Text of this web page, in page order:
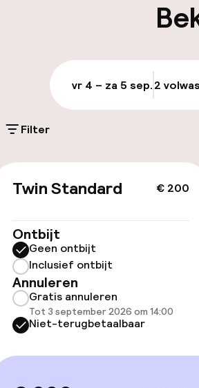
Parkeergelegenheid op
Mogelijk extra kosten
Parkeerservice
Toegankelijkheid
Overal rolstoeltoegankelijk
Lift
Kamers
vr 4 – za 5 sep.2
Filter
€ 200
Twin Standard
Ontbijt
Geen ontbijt
Inclusief ontbijt
Annuleren
Gratis annuleren
Tot 3 september 2026 om 14:00
Niet-terugbetaalbaar